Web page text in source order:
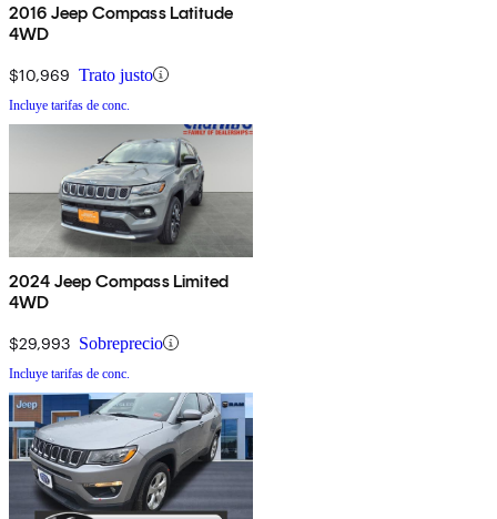
2016 Jeep Compass Latitude
4WD
$10,969 Trato justo
Incluye tarifas de conc.
2024 Jeep Compass Limited
4WD
$29,993 Sobreprecio
Incluye tarifas de conc.